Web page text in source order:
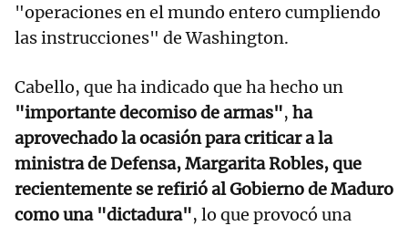
"operaciones en el mundo entero cumpliendo
las instrucciones" de Washington.
Cabello, que ha indicado que ha hecho un
"importante decomiso de armas", ha
aprovechado la ocasión para criticar a la
ministra de Defensa, Margarita Robles, que
recientemente se refirió al Gobierno de Maduro
como una "dictadura", lo que provocó una